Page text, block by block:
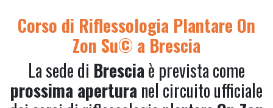
Corso di Riflessologia Plantare On
Zon Su© a Brescia
La sede di Bresciaè prevista come
prossima apertura nel circuito ufficiale